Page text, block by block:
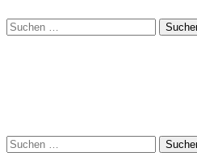
Suchen
nach:
Suchen
nach: